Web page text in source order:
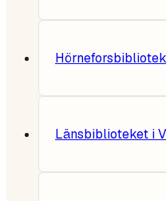
Länsbiblioteket i